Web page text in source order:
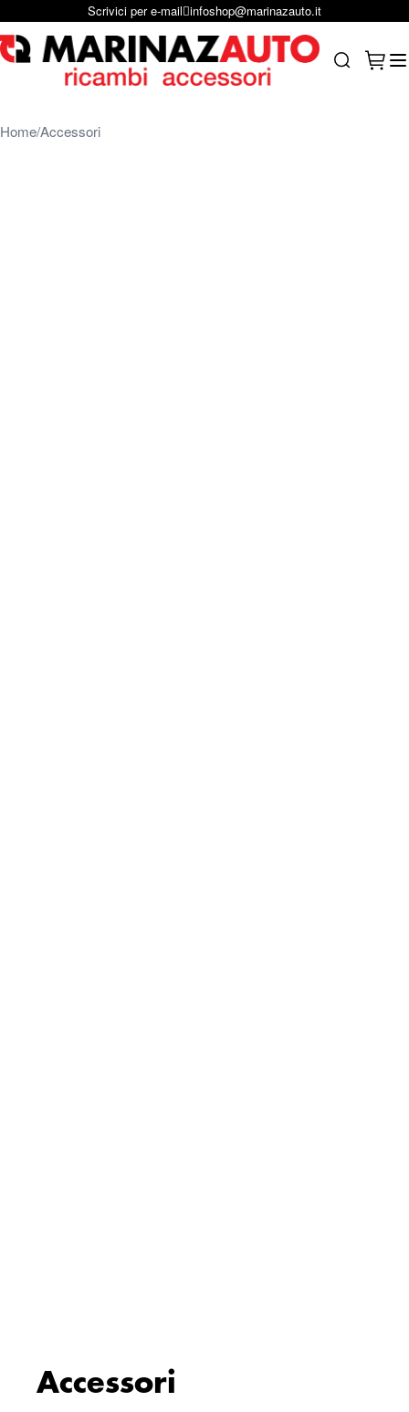
Salta al contenuto
Scrivici su Whastapp +39 331 1804865
HomeAccessori
Accessori